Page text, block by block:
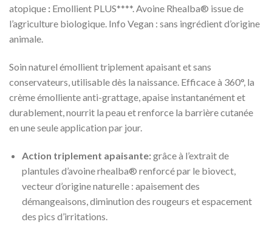
atopique : Emollient PLUS****. Avoine Rhealba® issue de
l’agriculture biologique. Info Vegan : sans ingrédient d’origine
animale.
Soin naturel émollient triplement apaisant et sans
conservateurs, utilisable dès la naissance. Efficace à 360°, la
crème émolliente anti-grattage, apaise instantanément et
durablement, nourrit la peau et renforce la barrière cutanée
en une seule application par jour.
Action triplement apaisante:grâce à l’extrait de
plantules d’avoine rhealba® renforcé par le biovect,
vecteur d’origine naturelle : apaisement des
démangeaisons, diminution des rougeurs et espacement
des pics d’irritations.